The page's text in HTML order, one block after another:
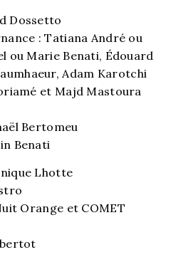
Dossetto
: Tatiana André ou
ou Marie Benati, Édouard
Adam Karotchi
et Majd Mastoura
Bertomeu
Benati
Lhotte
Orange et COMET